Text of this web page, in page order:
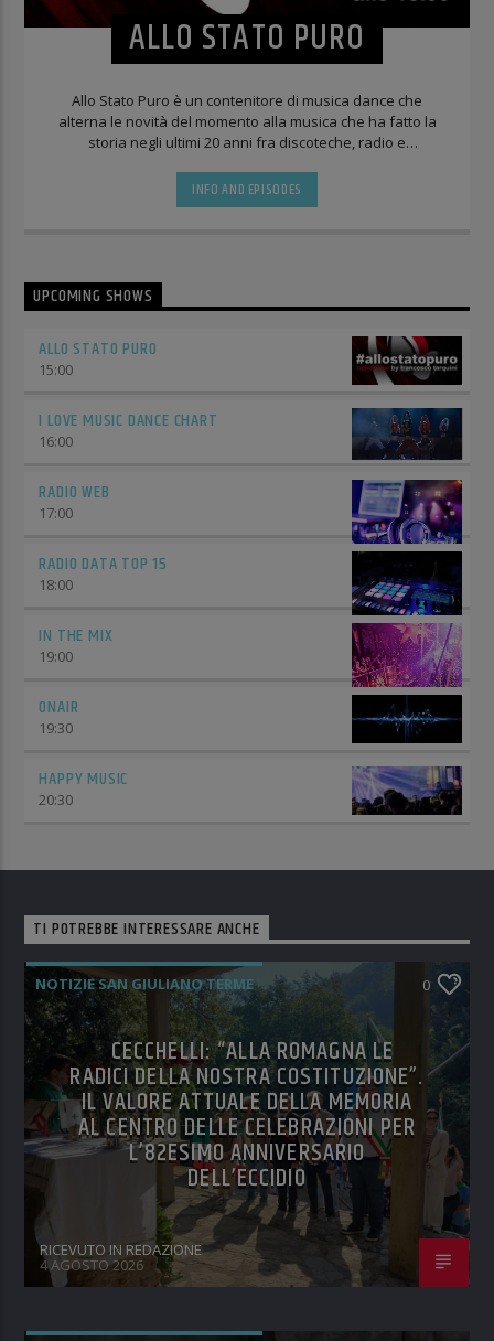
ALLO STATO PURO
Allo Stato Puro è un contenitore di musica dance che
alterna le novità del momento alla musica che ha fatto la
storia negli ultimi 20 anni fra discoteche, radio e
INFO AND EPISODES
UPCOMING SHOWS
ALLO STATO PURO
15:00
I LOVE MUSIC DANCE CHART
16:00
RADIO WEB
17:00
RADIO DATA TOP 15
18:00
IN THE MIX
19:00
ONAIR
19:30
HAPPY MUSIC
20:30
TI POTREBBE INTERESSARE ANCHE
NOTIZIE SAN GIULIANO TERME 0
CECCHELLI: “ALLA ROMAGNA LE
RADICI DELLA NOSTRA COSTITUZIONE”.
IL VALORE ATTUALE DELLA MEMORIA
AL CENTRO DELLE CELEBRAZIONI PER
L’82ESIMO ANNIVERSARIO
DELL’ECCIDIO
RICEVUTO IN REDAZIONE
4 AGOSTO 2026